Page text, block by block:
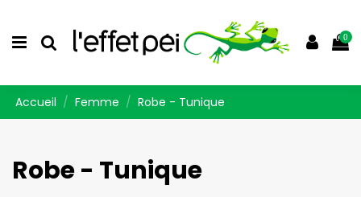
0
Accueil Femme Robe - Tunique
Robe - Tunique